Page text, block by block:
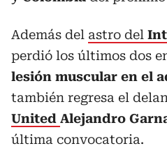
Además del astro del
perdió los últimos dos
lesión muscular en el
también regresa el
United Alejandro
última convocatoria.